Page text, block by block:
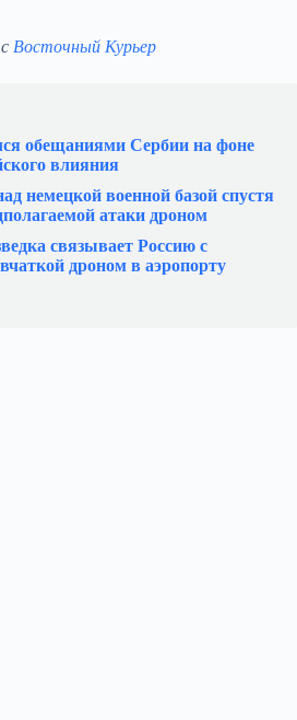
Восточный Курьер
обещаниями Сербии на фоне
влияния
немецкой военной базой спустя
атаки дроном
связывает Россию с
дроном в аэропорту